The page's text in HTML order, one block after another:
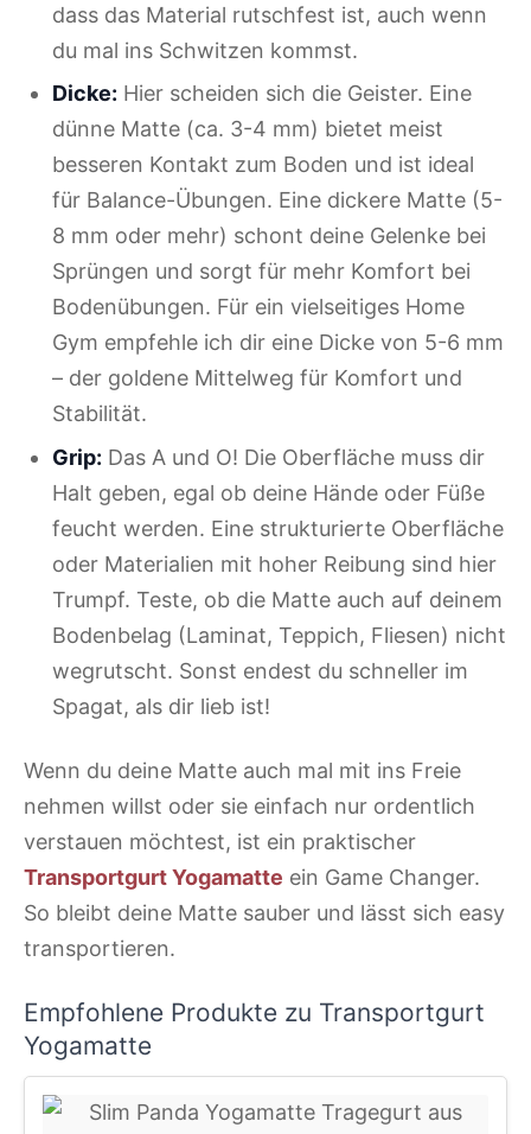
dass das Material rutschfest ist, auch wenn
du mal ins Schwitzen kommst.
Dicke: Hier scheiden sich die Geister. Eine
dünne Matte (ca. 3-4 mm) bietet meist
besseren Kontakt zum Boden und ist ideal
für Balance-Übungen. Eine dickere Matte (5-
8 mm oder mehr) schont deine Gelenke bei
Sprüngen und sorgt für mehr Komfort bei
Bodenübungen. Für ein vielseitiges Home
Gym empfehle ich dir eine Dicke von 5-6 mm
– der goldene Mittelweg für Komfort und
Stabilität.
Grip: Das A und O! Die Oberfläche muss dir
Halt geben, egal ob deine Hände oder Füße
feucht werden. Eine strukturierte Oberfläche
oder Materialien mit hoher Reibung sind hier
Trumpf. Teste, ob die Matte auch auf deinem
Bodenbelag (Laminat, Teppich, Fliesen) nicht
wegrutscht. Sonst endest du schneller im
Spagat, als dir lieb ist!
Wenn du deine Matte auch mal mit ins Freie
nehmen willst oder sie einfach nur ordentlich
verstauen möchtest, ist ein praktischer
Transportgurt Yogamatte ein Game Changer.
So bleibt deine Matte sauber und lässt sich easy
transportieren.
Empfohlene Produkte zu Transportgurt
Yogamatte